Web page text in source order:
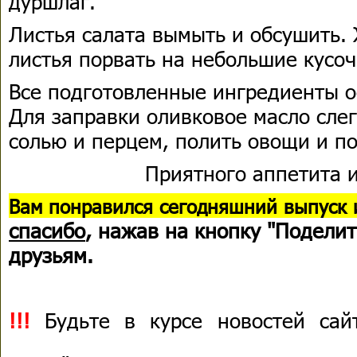
Листья салата вымыть и обсушить.
листья порвать на небольшие
Все подготовленные ингредиенты
Для заправки оливковое масло
солью и перцем, полить овощи и
Приятного аппетита
Вам понравился сегодняшний выпуск
спасибо, нажав на кнопку
друзьям.
!!! Будьте в курсе новостей